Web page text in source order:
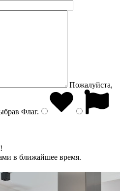
Пожалуйста,
Флаг.
в ближайшее время.